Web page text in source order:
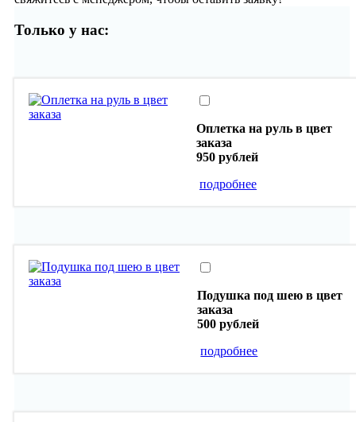
Только у нас:
Оплетка на руль в цвет
заказа
950 рублей
подробнее
Подушка под шею в цвет
заказа
500 рублей
подробнее